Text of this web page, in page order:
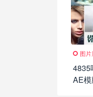
图
4835
AE